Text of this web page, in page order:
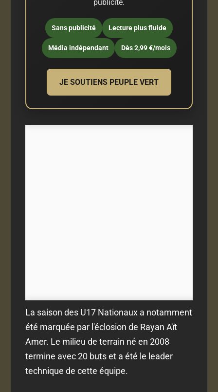
publicité.
Sans publicité Lecture plus fluide
Média indépendant Dès 2,99 €/mois
JE SOUTIENS PEUPLE VERT
La saison des U17 Nationaux a notamment
été marquée par l'éclosion de Rayan Aït
Amer. Le milieu de terrain né en 2008
termine avec 20 buts et a été le leader
technique de cette équipe.